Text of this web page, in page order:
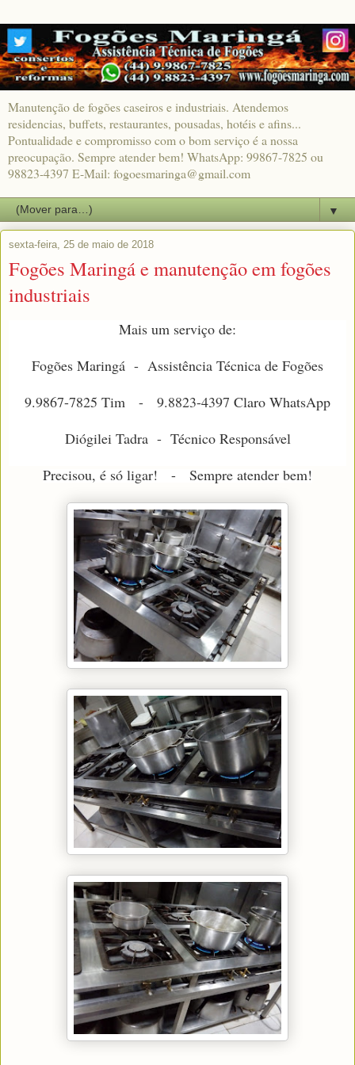
Manutenção de fogões caseiros e industriais. Atendemos
residencias, buffets, restaurantes, pousadas, hotéis e afins...
Pontualidade e compromisso com o bom serviço é a nossa
preocupação. Sempre atender bem! WhatsApp: 99867-7825 ou
98823-4397 E-Mail: fogoesmaringa@gmail.com
▼
sexta-feira, 25 de maio de 2018
Fogões Maringá e manutenção em fogões
industriais
Mais um serviço de:
Fogões Maringá - Assistência Técnica de Fogões
9.9867-7825 Tim - 9.8823-4397 Claro WhatsApp
Diógilei Tadra - Técnico Responsável
Precisou, é só ligar! - Sempre atender bem!